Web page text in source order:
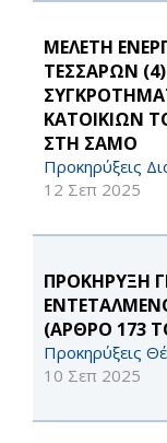
ΜΕΛΕΤΗ
ΤΕΣΣΑΡΩΝ
ΚΑΤΟΙΚΙΩΝ
ΣΤΗ ΣΑΜΟ
Προκηρύξεις
12 Σεπ 2025
ΠΡΟΚΗΡΥΞΗ
(ΑΡΘΡΟ 173
Προκηρύξεις
10 Σεπ 2025